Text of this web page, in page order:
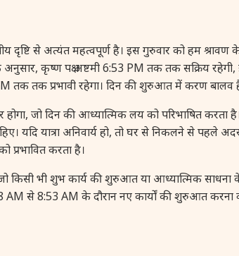
अत्यंत महत्वपूर्ण है। इस गुरुवार को हम श्रावण के
कृष्ण पक्ष अष्टमी 6:53 PM तक तक सक्रिय रहेगी,
तक तक प्रभावी रहेगा। दिन की शुरुआत में करण
जो दिन की आध्यात्मिक लय को परिभाषित करता
यदि यात्रा अनिवार्य हो, तो घर से निकलने से
प्रभावित करता है।
भी शुभ कार्य की शुरुआत या आध्यात्मिक साधना
8:53 AM के दौरान नए कार्यों की शुरुआत करना